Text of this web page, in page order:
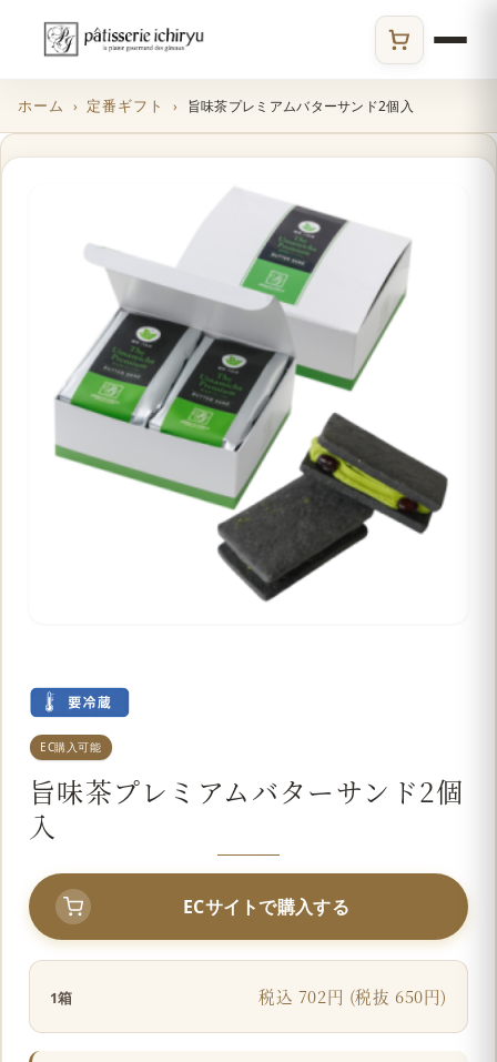
ECサイト
ホーム 定番ギフト 旨味茶プレミアムバターサンド2個入
EC購入可能
旨味茶プレミアムバターサンド2個
入
ECサイトで購入する
1箱 税込 702円 (税抜 650円)